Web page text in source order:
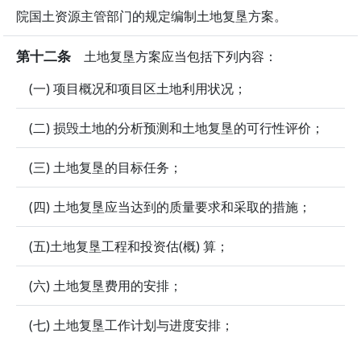
院国土资源主管部门的规定编制土地复垦方案。
第十二条 土地复垦方案应当包括下列内容：
(一) 项目概况和项目区土地利用状况；
(二) 损毁土地的分析预测和土地复垦的可行性评价；
(三) 土地复垦的目标任务；
(四) 土地复垦应当达到的质量要求和采取的措施；
(五)土地复垦工程和投资估(概) 算；
(六) 土地复垦费用的安排；
(七) 土地复垦工作计划与进度安排；